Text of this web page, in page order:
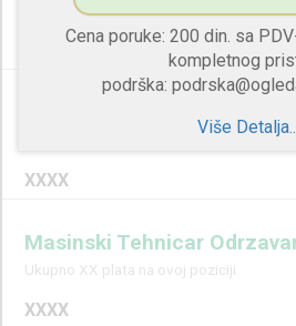
Cena poruke: 200 din. sa
kompletnog
podrška:
Više
Ukupno XX plata na ovoj poziciji
XXXX
Masinski Tehnicar
Ukupno XX plata na ovoj poziciji
XXXX